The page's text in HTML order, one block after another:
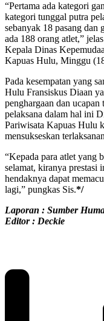
“Pertama ada kategori
kategori tunggal putra
sebanyak 18 pasang dan
ada 188 orang atlet,”
Kepala Dinas
Kapuas Hulu, Minggu
Pada kesempatan yang
Hulu Fransiskus Diaan
penghargaan dan ucapan
pelaksana dalam hal ini
Pariwisata Kapuas Hulu
mensukseskan
“Kepada para atlet yang
selamat, kiranya prestasi
hendaknya dapat
lagi,” pungkas Sis.*/
Laporan : Sumber
Editor : Deckie